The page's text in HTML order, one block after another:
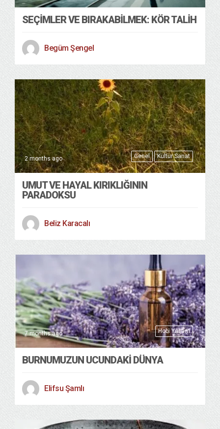
SEÇIMLER VE BIRAKABILMEK: KÖR TALIH
Begüm Şengel
Genel Kültür Sanat
2 months ago
UMUT VE HAYAL KIRIKLIĞININ
PARADOKSU
Beliz Karacalı
Hobi Yaşam
7 months ago
BURNUMUZUN UCUNDAKİ DÜNYA
Elifsu Şamlı